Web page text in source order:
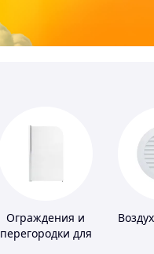
Ограждения и
перегородки для